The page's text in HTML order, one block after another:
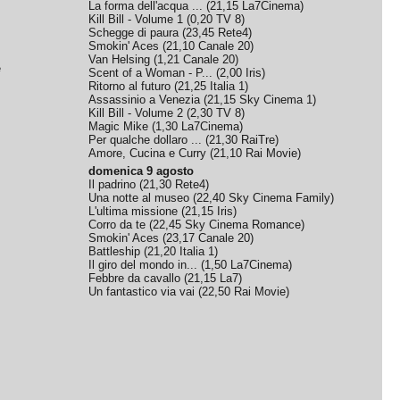
La forma dell'acqua ... (21,15 La7Cinema)
Kill Bill - Volume 1 (0,20 TV 8)
Schegge di paura(23,45 Rete4)
Smokin' Aces (21,10 Canale 20)
Van Helsing (1,21 Canale 20)
Scent of a Woman - P... (2,00 Iris)
Ritorno al futuro (21,25 Italia 1)
Assassinio a Venezia(21,15 Sky Cinema 1)
Kill Bill - Volume 2 (2,30 TV 8)
Magic Mike (1,30 La7Cinema)
Per qualche dollaro ... (21,30 RaiTre)
Amore, Cucina e Curry (21,10 Rai Movie)
domenica 9 agosto
Il padrino (21,30 Rete4)
Una notte al museo (22,40 Sky Cinema Family)
L'ultima missione (21,15 Iris)
Corro da te (22,45 Sky Cinema Romance)
Smokin' Aces (23,17 Canale 20)
Battleship (21,20 Italia 1)
Il giro del mondo in... (1,50 La7Cinema)
Febbre da cavallo (21,15 La7)
Un fantastico via vai (22,50 Rai Movie)